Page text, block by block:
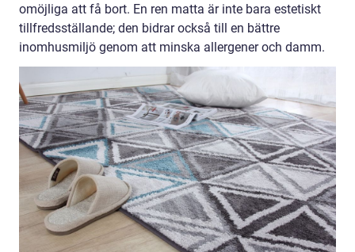
omöjliga att få bort. En ren matta är inte bara estetiskt
tillfredsställande; den bidrar också till en bättre
inomhusmiljö genom att minska allergener och damm.